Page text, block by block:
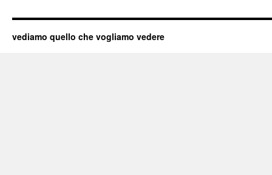
vediamo quello che vogliamo vedere